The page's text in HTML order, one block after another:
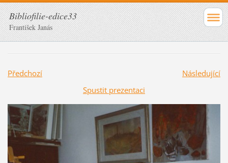
Bibliofilie-edice33
František Janás
Předchozí
Následující
Spustit prezentaci